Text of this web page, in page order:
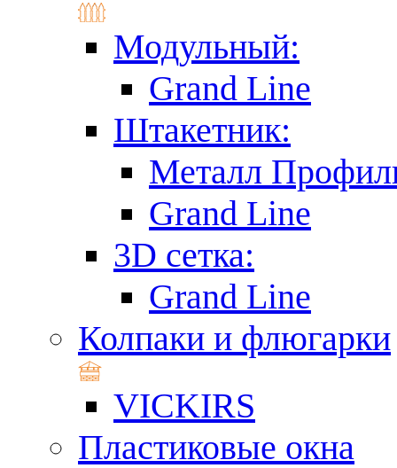
Модульный:
Grand Line
Штакетник:
Металл
Grand Line
3D сетка:
Grand Line
Колпаки и флюгарки
VICKIRS
Пластиковые окна